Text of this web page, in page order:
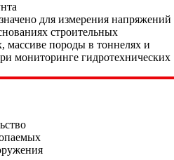
для измерения напряжений
строительных
массиве породы в тоннелях и
мониторинге гидротехнических